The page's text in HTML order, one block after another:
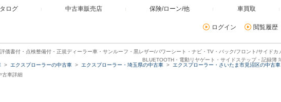
ログ 中古車販売店 保険/ローン/他 車買取
ログイン 閲覧履歴
価書付・点検整備付・正規ディーラー車・サンルーフ・黒レザー/パワーシート・ナビ・TV・バック/フロント/サイドカ
BLUETOOTH・電動リヤゲート・サイドステップ・記録簿
エクスプローラーの中古車 エクスプローラー・埼玉県の中古車
エクスプローラー・さいたま市見沼区の中古車
古車詳細